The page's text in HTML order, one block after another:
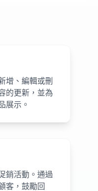
增、編輯或刪
的更新，並為
展示。
銷活動。通過
客，鼓勵回